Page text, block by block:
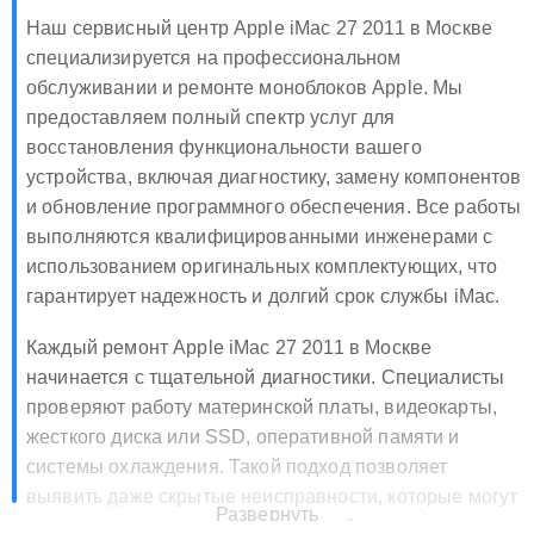
Наш сервисный центр Apple iMac 27 2011 в Москве
специализируется на профессиональном
обслуживании и ремонте моноблоков Apple. Мы
предоставляем полный спектр услуг для
восстановления функциональности вашего
устройства, включая диагностику, замену компонентов
и обновление программного обеспечения. Все работы
выполняются квалифицированными инженерами с
использованием оригинальных комплектующих, что
гарантирует надежность и долгий срок службы iMac.
Каждый ремонт Apple iMac 27 2011 в Москве
начинается с тщательной диагностики. Специалисты
проверяют работу материнской платы, видеокарты,
жесткого диска или SSD, оперативной памяти и
системы охлаждения. Такой подход позволяет
выявить даже скрытые неисправности, которые могут
привести к серьезным поломкам в будущем, и
Развернуть